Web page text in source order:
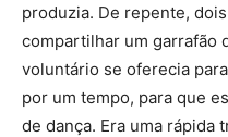
produzia. De repente,
compartilhar um garrafão
voluntário se oferecia
por um tempo, para que
de dança. Era uma rápida